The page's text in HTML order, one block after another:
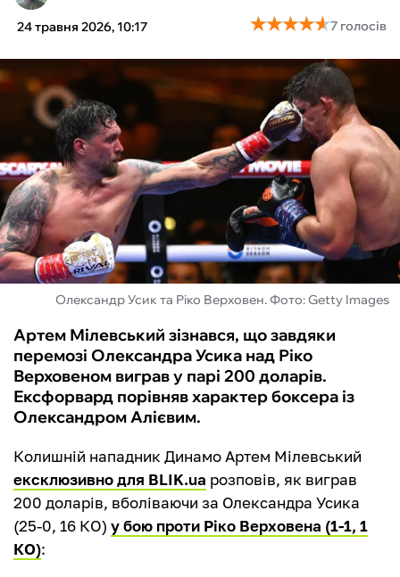
ТЕНІС
КІБЕРСПОРТ
ЧС-2026
ФУТЗАЛ
ІНШІ
БУКМЕКЕРИ
24 травня 2026, 10:17 ★★★★★
★★★★★7 голосів
Олександр Усик та Ріко Верховен. Фото: Getty Images
Артем Мілевський зізнався, що завдяки
перемозі Олександра Усика над Ріко
Верховеном виграв у парі 200 доларів.
Ексфорвард порівняв характер боксера із
Олександром Алієвим.
Колишній нападник Динамо Артем Мілевський
ексклюзивно для BLIK.ua розповів, як виграв
200 доларів, вболіваючи за Олександра Усика
(25-0, 16 КО) у бою проти Ріко Верховена (1-1, 1
КО):